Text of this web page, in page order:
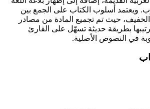
ويعتمد أسلوب الكتاب على الجمع بين
الخفيف، حيث تم تجميع المادة من مصادر
بطريقة حديثة تسهّل على القارئ
في النصوص الأصلية.